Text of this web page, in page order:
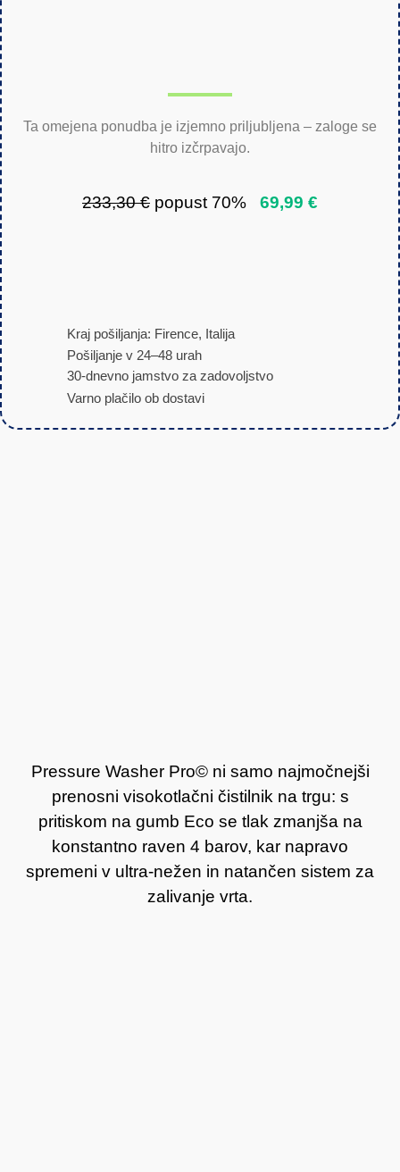
Ta omejena ponudba je izjemno priljubljena – zaloge se
hitro izčrpavajo.
233,30 € popust 70% 69,99 €
Kraj pošiljanja: Firence, Italija
Pošiljanje v 24–48 urah
30-dnevno jamstvo za zadovoljstvo
Varno plačilo ob dostavi
Pressure Washer Pro© ni samo najmočnejši
prenosni visokotlačni čistilnik na trgu: s
pritiskom na gumb Eco se tlak zmanjša na
konstantno raven 4 barov, kar napravo
spremeni v ultra-nežen in natančen sistem za
zalivanje vrta.